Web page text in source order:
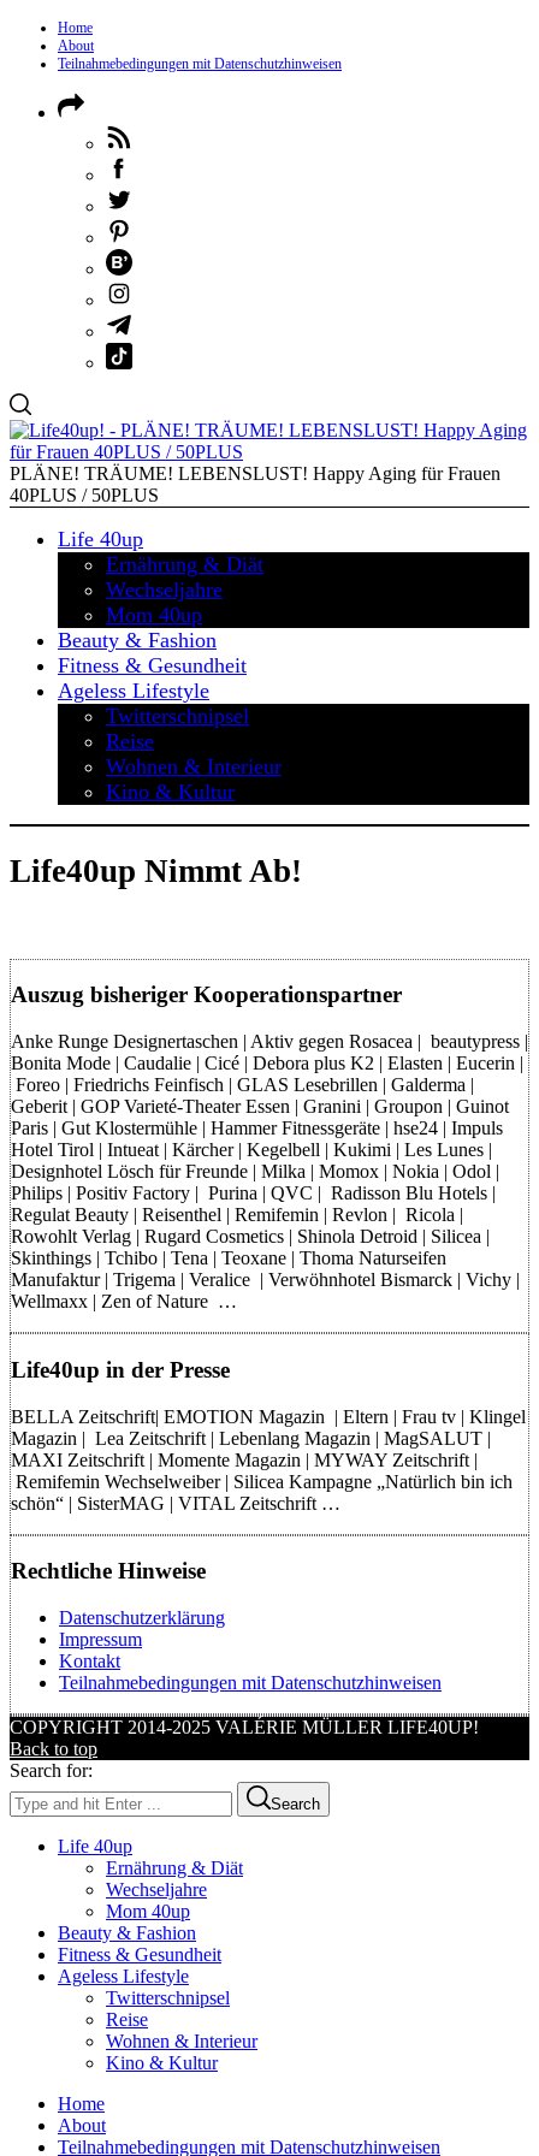
Home
About
Teilnahmebedingungen mit Datenschutzhinweisen
PLÄNE! TRÄUME! LEBENSLUST! Happy Aging für Frauen
40PLUS / 50PLUS
Life 40up
Ernährung & Diät
Wechseljahre
Mom 40up
Beauty & Fashion
Fitness & Gesundheit
Ageless Lifestyle
Twitterschnipsel
Reise
Wohnen & Interieur
Kino & Kultur
Life40up Nimmt Ab!
Auszug bisheriger Kooperationspartner
Anke Runge Designertaschen | Aktiv gegen Rosacea | beautypress |
Bonita Mode | Caudalie | Cicé | Debora plus K2 | Elasten | Eucerin |
Foreo | Friedrichs Feinfisch | GLAS Lesebrillen | Galderma |
Geberit | GOP Varieté-Theater Essen | Granini | Groupon | Guinot
Paris | Gut Klostermühle | Hammer Fitnessgeräte | hse24 | Impuls
Hotel Tirol | Intueat | Kärcher | Kegelbell | Kukimi | Les Lunes |
Designhotel Lösch für Freunde | Milka | Momox | Nokia | Odol |
Philips | Positiv Factory | Purina | QVC | Radisson Blu Hotels |
Regulat Beauty | Reisenthel | Remifemin | Revlon | Ricola |
Rowohlt Verlag | Rugard Cosmetics | Shinola Detroid | Silicea |
Skinthings | Tchibo | Tena | Teoxane | Thoma Naturseifen
Manufaktur | Trigema | Veralice | Verwöhnhotel Bismarck | Vichy |
Wellmaxx | Zen of Nature …
Life40up in der Presse
BELLA Zeitschrift| EMOTION Magazin | Eltern | Frau tv | Klingel
Magazin | Lea Zeitschrift | Lebenlang Magazin | MagSALUT |
MAXI Zeitschrift | Momente Magazin | MYWAY Zeitschrift |
Remifemin Wechselweiber | Silicea Kampagne „Natürlich bin ich
schön“ | SisterMAG | VITAL Zeitschrift …
Rechtliche Hinweise
Datenschutzerklärung
Impressum
Kontakt
Teilnahmebedingungen mit Datenschutzhinweisen
COPYRIGHT 2014-2025 VALÉRIE MÜLLER LIFE40UP!
Back to top
Search for:
Search
Life 40up
Ernährung & Diät
Wechseljahre
Mom 40up
Beauty & Fashion
Fitness & Gesundheit
Ageless Lifestyle
Twitterschnipsel
Reise
Wohnen & Interieur
Kino & Kultur
Home
About
Teilnahmebedingungen mit Datenschutzhinweisen